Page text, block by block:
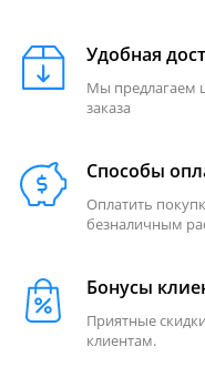
Удобная
Мы предлагаем
заказа
Способы
Оплатить
безналичным
Бонусы
Приятные
клиентам.